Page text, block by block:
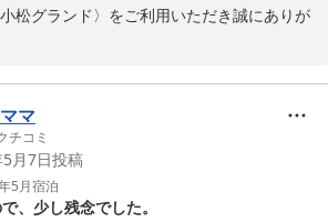
ド〉
松グランド〉をご利用いただき誠にありが
お時間を割いての口コミのご投稿重ねてお
ナにて、ゆったりとリラックスしてお過ご
大変嬉しく拝読いたしました。 お客様に
いただけたことは、私共にとっても何より
頃のお疲れを少しでも癒していただけたの
マ
チコミ
月7日投稿
5月宿泊
、少し残念でした。